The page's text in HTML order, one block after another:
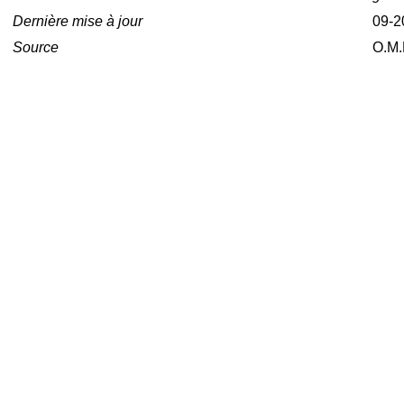
Dernière mise à jour
09-
Source